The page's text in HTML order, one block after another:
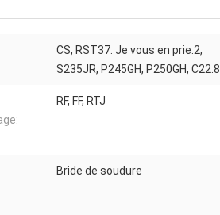
CS, RST37. Je vous en prie.2,
S235JR, P245GH, P250GH, C22.8
RF, FF, RTJ
Bride de soudure